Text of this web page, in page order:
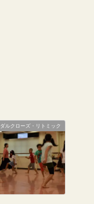
ダルクローズ・リトミック